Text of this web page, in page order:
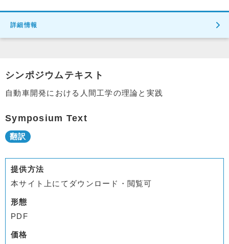
詳細情報
シンポジウムテキスト
自動車開発における人間工学の理論と実践
Symposium Text
提供方法
本サイト上にてダウンロード・閲覧可
形態
PDF
価格